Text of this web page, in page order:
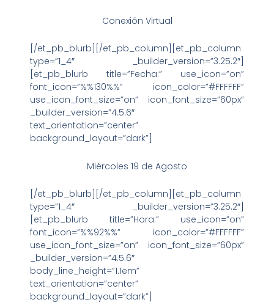
Conexión Virtual
[/et_pb_blurb][/et_pb_column][et_pb_column
type=”1_4″ _builder_version=”3.25.2″]
[et_pb_blurb title=”Fecha:” use_icon=”on”
font_icon=”%%130%%” icon_color=”#FFFFFF”
use_icon_font_size=”on” icon_font_size=”60px”
_builder_version=”4.5.6″
text_orientation=”center”
background_layout=”dark”]
Miércoles 19 de Agosto
[/et_pb_blurb][/et_pb_column][et_pb_column
type=”1_4″ _builder_version=”3.25.2″]
[et_pb_blurb title=”Hora:” use_icon=”on”
font_icon=”%%92%%” icon_color=”#FFFFFF”
use_icon_font_size=”on” icon_font_size=”60px”
_builder_version=”4.5.6″
body_line_height=”1.1em”
text_orientation=”center”
background_layout=”dark”]